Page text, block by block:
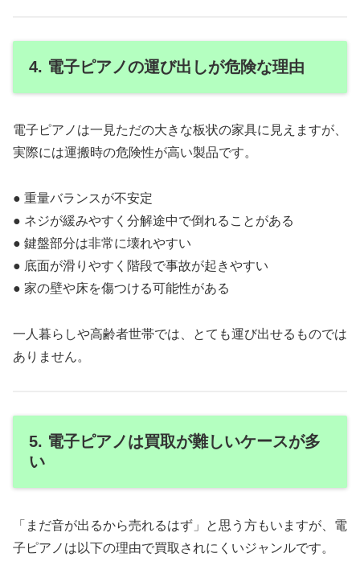
4. 電子ピアノの運び出しが危険な理由
電子ピアノは一見ただの大きな板状の家具に見えますが、
実際には運搬時の危険性が高い製品です。
● 重量バランスが不安定
● ネジが緩みやすく分解途中で倒れることがある
● 鍵盤部分は非常に壊れやすい
● 底面が滑りやすく階段で事故が起きやすい
● 家の壁や床を傷つける可能性がある
一人暮らしや高齢者世帯では、とても運び出せるものでは
ありません。
5. 電子ピアノは買取が難しいケースが多
い
「まだ音が出るから売れるはず」と思う方もいますが、電
子ピアノは以下の理由で買取されにくいジャンルです。